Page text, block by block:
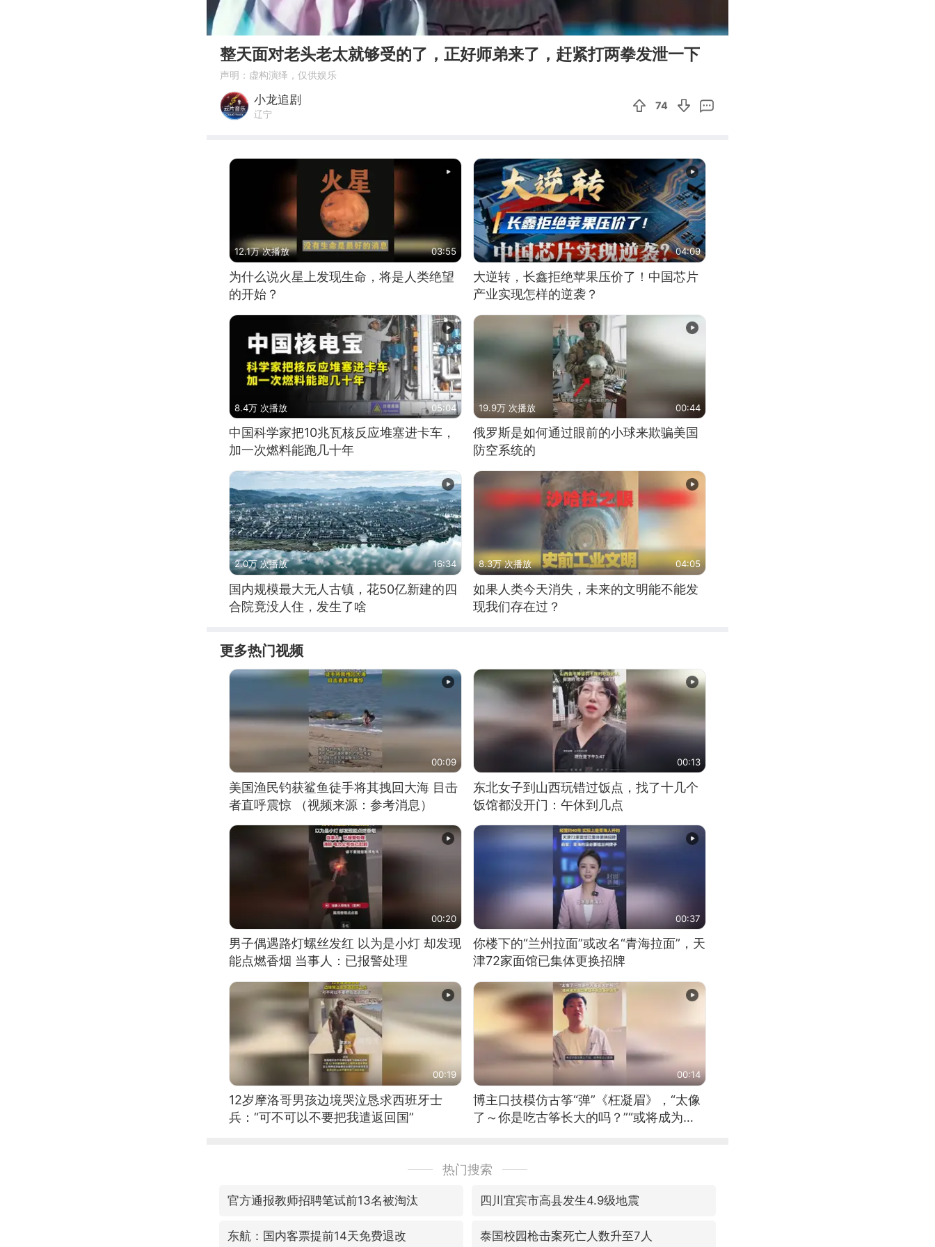
00:00 01:00
整天面对老头老太就够受的了，正好师弟来了，赶紧打两拳发泄一下
声明：虚构演绎，仅供娱乐
小龙追剧
辽宁
74
12.1万 次播放 03:55
为什么说火星上发现生命，将是人类绝望
的开始？
04:09
大逆转，长鑫拒绝苹果压价了！中国芯片
产业实现怎样的逆袭？
8.4万 次播放 05:04
中国科学家把10兆瓦核反应堆塞进卡车，
加一次燃料能跑几十年
19.9万 次播放 00:44
俄罗斯是如何通过眼前的小球来欺骗美国
防空系统的
2.0万 次播放 16:34
国内规模最大无人古镇，花50亿新建的四
合院竟没人住，发生了啥
8.3万 次播放 04:05
如果人类今天消失，未来的文明能不能发
现我们存在过？
更多热门视频
00:09
美国渔民钓获鲨鱼徒手将其拽回大海 目击
者直呼震惊 （视频来源：参考消息）
00:13
东北女子到山西玩错过饭点，找了十几个
饭馆都没开门：午休到几点
00:20
男子偶遇路灯螺丝发红 以为是小灯 却发现
能点燃香烟 当事人：已报警处理
00:37
你楼下的“兰州拉面”或改名“青海拉面”，天
津72家面馆已集体更换招牌
00:19
12岁摩洛哥男孩边境哭泣恳求西班牙士
兵：“可不可以不要把我遣返回国”
00:14
博主口技模仿古筝“弹”《枉凝眉》，“太像
了～你是吃古筝长大的吗？”“或将成为首
热门搜索
官方通报教师招聘笔试前13名被淘汰 四川宜宾市高县发生4.9级地震
东航：国内客票提前14天免费退改 泰国校园枪击案死亡人数升至7人